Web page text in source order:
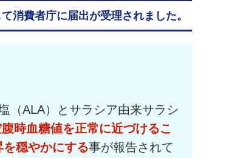
消費者庁に届出が受理されました。
（ALA）とサラシア由来サラシ
時血糖値を正常に近づけるこ
穏やかにする事が報告されて